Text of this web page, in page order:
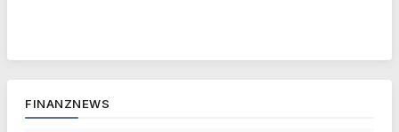
FINANZNEWS